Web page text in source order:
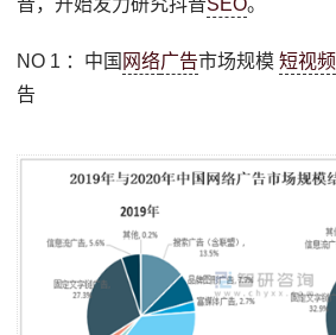
音，开始发力研究抖音SEO。
NO 1 ：中国 网络广告市场规模短视频
告